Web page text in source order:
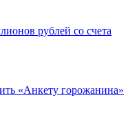
рублей со счета
«Анкету горожанина»